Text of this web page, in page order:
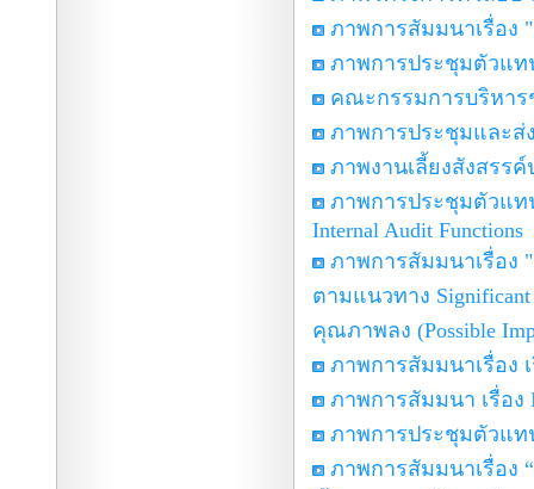
ภาพการสัมมนาเรื่อง
ภาพการประชุมตัวแท
คณะกรรมการบริหาร
ภาพการประชุมและ
ภาพงานเลี้ยงสังสรรค์
ภาพการประชุมตัวแท
Internal Audit Functions
ภาพการสัมมนาเรื่อง
ตามแนวทาง
คุณภาพลง (Possible
ภาพการสัมมนาเรื่อง
ภาพการสัมมนา เรื่อง
ภาพการประชุมตัวแท
ภาพการสัมมนาเรื่อง